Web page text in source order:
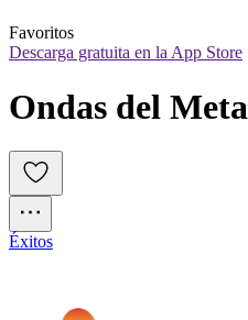
Favoritos
Descarga gratuita en la App Store
Ondas del Meta
Éxitos